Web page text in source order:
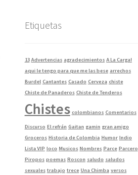
Etiquetas
13 Advertencias agradecimientos A La Carga!
aqui le tengo para que me las bese arrechos
Burdel Cantantes Casado Cerveza chiste
Chiste de Panaderos Chiste de Tenderos
Chistes colombianos Comentarios
Discurso El refrán Gaitan gamin gran amigo
Groceros Historia de Colombia Humor Indio
Lista VIP loco Musicos Nombres Parce Parcero
Piropos poemas Roscon saludo saludos
sexuales trabajo trece Una Chimba versos